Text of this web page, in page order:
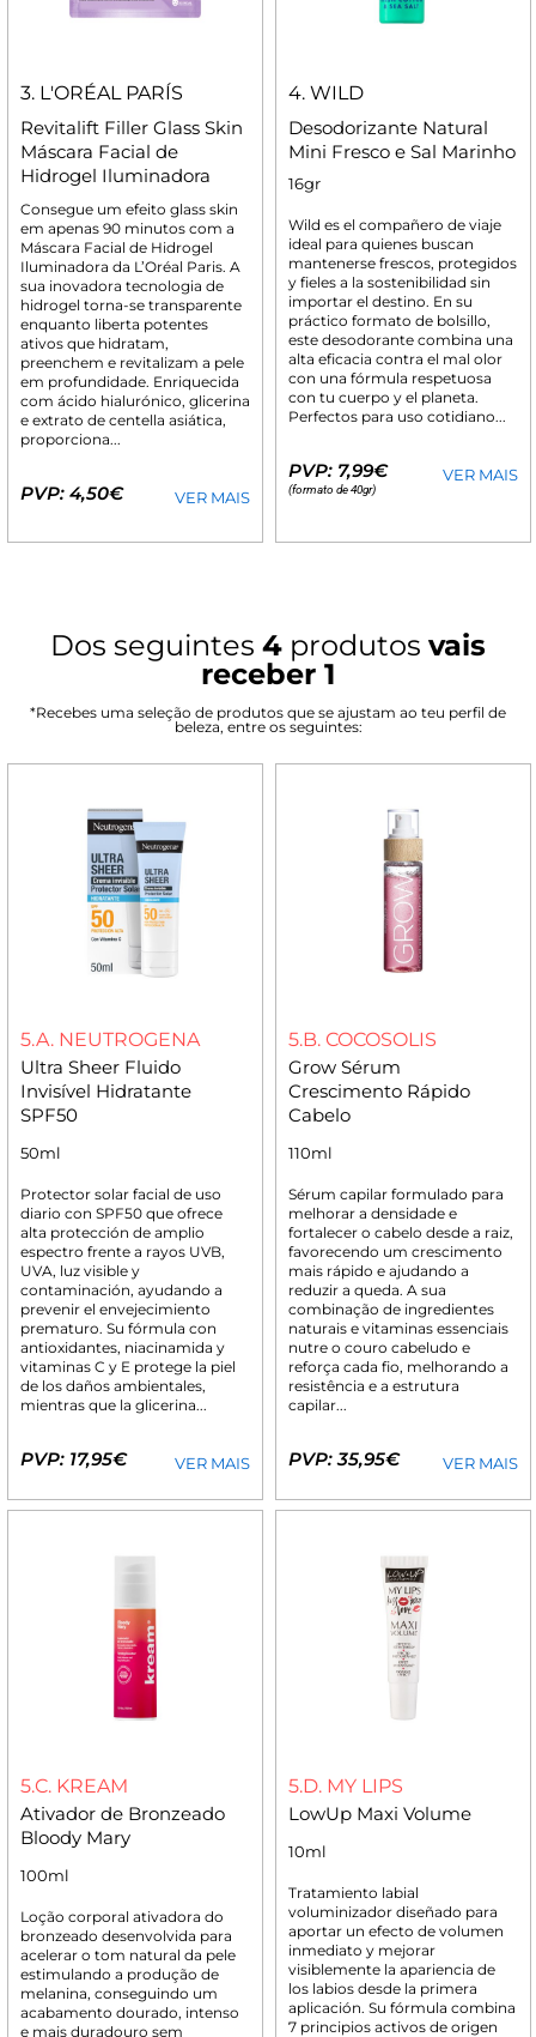
3. L'ORÉAL PARÍS
Revitalift Filler Glass Skin
Máscara Facial de
Hidrogel Iluminadora
Consegue um efeito glass skin
em apenas 90 minutos com a
Máscara Facial de Hidrogel
Iluminadora da L’Oréal Paris. A
sua inovadora tecnologia de
hidrogel torna-se transparente
enquanto liberta potentes
ativos que hidratam,
preenchem e revitalizam a pele
em profundidade. Enriquecida
com ácido hialurónico, glicerina
e extrato de centella asiática,
proporciona...
PVP: 4,50€ VER MAIS
4. WILD
Desodorizante Natural
Mini Fresco e Sal Marinho
16gr
Wild es el compañero de viaje
ideal para quienes buscan
mantenerse frescos, protegidos
y fieles a la sostenibilidad sin
importar el destino. En su
práctico formato de bolsillo,
este desodorante combina una
alta eficacia contra el mal olor
con una fórmula respetuosa
con tu cuerpo y el planeta.
Perfectos para uso cotidiano...
PVP: 7,99€
(formato de 40gr)
VER MAIS
Dos seguintes 4 produtos vais
receber 1
*Recebes uma seleção de produtos que se ajustam ao teu perfil de
beleza, entre os seguintes:
5.A. NEUTROGENA
Ultra Sheer Fluido
Invisível Hidratante
SPF50
50ml
Protector solar facial de uso
diario con SPF50 que ofrece
alta protección de amplio
espectro frente a rayos UVB,
UVA, luz visible y
contaminación, ayudando a
prevenir el envejecimiento
prematuro. Su fórmula con
antioxidantes, niacinamida y
vitaminas C y E protege la piel
de los daños ambientales,
mientras que la glicerina...
PVP: 17,95€ VER MAIS
5.B. COCOSOLIS
Grow Sérum
Crescimento Rápido
Cabelo
110ml
Sérum capilar formulado para
melhorar a densidade e
fortalecer o cabelo desde a raiz,
favorecendo um crescimento
mais rápido e ajudando a
reduzir a queda. A sua
combinação de ingredientes
naturais e vitaminas essenciais
nutre o couro cabeludo e
reforça cada fio, melhorando a
resistência e a estrutura
capilar...
PVP: 35,95€ VER MAIS
5.C. KREAM
Ativador de Bronzeado
Bloody Mary
100ml
Loção corporal ativadora do
bronzeado desenvolvida para
acelerar o tom natural da pele
estimulando a produção de
melanina, conseguindo um
acabamento dourado, intenso
e mais duradouro sem
5.D. MY LIPS
LowUp Maxi Volume
10ml
Tratamiento labial
voluminizador diseñado para
aportar un efecto de volumen
inmediato y mejorar
visiblemente la apariencia de
los labios desde la primera
aplicación. Su fórmula combina
7 principios activos de origen